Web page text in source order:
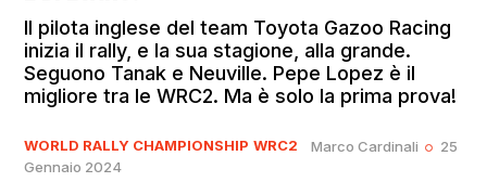
Il pilota inglese del team Toyota Gazoo Racing
inizia il rally, e la sua stagione, alla grande.
Seguono Tanak e Neuville. Pepe Lopez è il
migliore tra le WRC2. Ma è solo la prima prova!
WORLD RALLY CHAMPIONSHIP WRC2 Marco Cardinali
25
Gennaio 2024